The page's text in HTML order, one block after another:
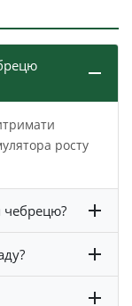
росту
чебрецю?